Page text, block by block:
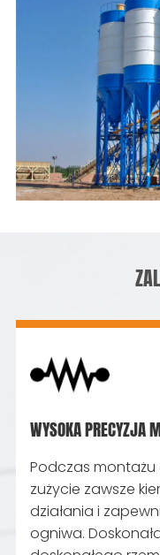
WYSOKA PRECYZJA
Podczas
zużycie zawsze
działania i
ogniwa.